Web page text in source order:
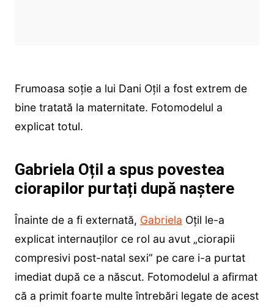
Frumoasa soție a lui Dani Oțil a fost extrem de
bine tratată la maternitate. Fotomodelul a
explicat totul.
Gabriela Oțil a spus povestea
ciorapilor purtați după naștere
Înainte de a fi externată, Gabriela Oțil le-a
explicat internauților ce rol au avut „ciorapii
compresivi post-natal sexi” pe care i-a purtat
imediat după ce a născut. Fotomodelul a afirmat
că a primit foarte multe întrebări legate de acest